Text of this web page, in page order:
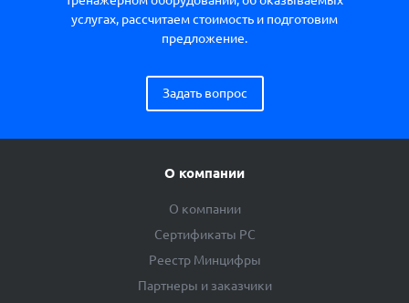
услугах, рассчитаем стоимость и подготовим
предложение.
Задать вопрос
О компании
О компании
Сертификаты РС
Реестр Минцифры
Партнеры и заказчики